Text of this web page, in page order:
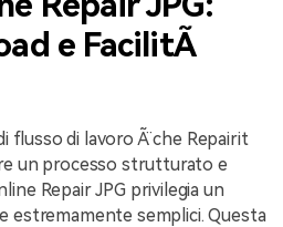
e FacilitÃ
flusso di lavoro Ã¨ che Repairit
un processo strutturato e
Repair JPG privilegia un
estremamente semplici. Questa